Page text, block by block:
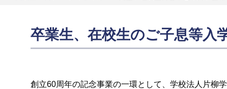
卒業生、在校生のご子息等入
創立60周年の記念事業の一環として、学校法人片柳